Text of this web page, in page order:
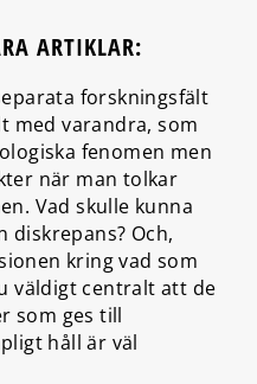
ARTIKLAR:
forskningsfält
med varandra, som
fenomen men
när man tolkar
Vad skulle kunna
diskrepans? Och,
kring vad som
väldigt centralt att de
som ges till
håll är väl